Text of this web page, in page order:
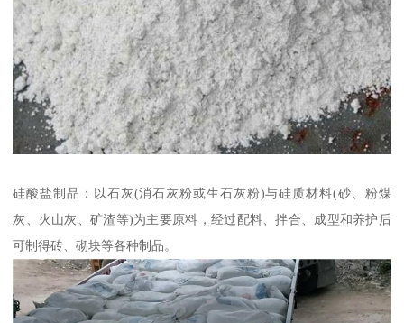
硅酸盐制品：以石灰(消石灰粉或生石灰粉)与硅质材料(砂、粉煤
灰、火山灰、矿渣等)为主要原料，经过配料、拌合、成型和养护后
可制得砖、砌块等各种制品。